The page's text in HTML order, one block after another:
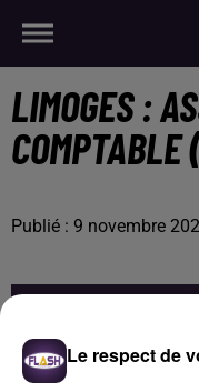
LIMOGES :
Publié : 9 novembre
Le respect de